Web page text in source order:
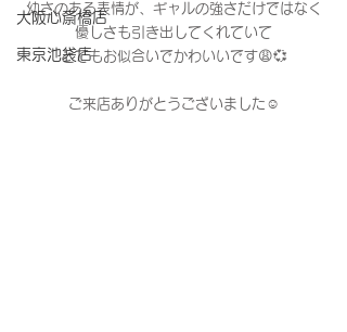
大阪心斎橋店
東京池袋店
幼さのある表情が、ギャルの強さだけではなく
優しさも引き出してくれていて
とてもお似合いでかわいいです😩💞
ご来店ありがとうございました☺︎